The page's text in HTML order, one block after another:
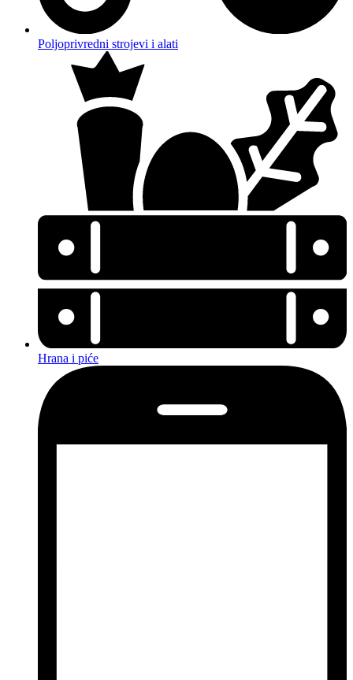
Poljoprivredni strojevi i alati
Hrana i piće